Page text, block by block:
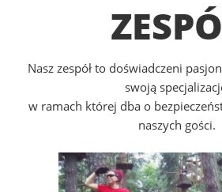
Nasz zespół to doświadczeni
swoją
w ramach której dba o
naszych gości.